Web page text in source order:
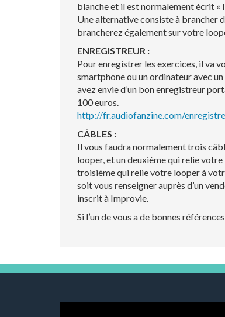
blanche et il est normalement écrit «
Une alternative consiste à brancher
brancherez également sur votre
ENREGISTREUR :
Pour enregistrer les exercices, il va
smartphone ou un ordinateur avec
avez envie d’un bon enregistreur
100 euros.
http://fr.audiofanzine.com/
CÂBLES :
Il vous faudra normalement trois
looper, et un deuxième qui relie
troisième qui relie votre looper à
soit vous renseigner auprès d’un
inscrit à Improvie.
Si l’un de vous a de bonnes